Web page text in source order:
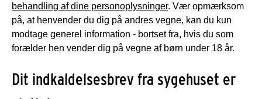
behandling af dine personoplysninger. Vær opmærksom
på, at henvender du dig på andres vegne, kan du kun
modtage generel information - bortset fra, hvis du som
forælder hen vender dig på vegne af børn under 18 år.
Dit indkaldelsesbrev fra sygehuset er